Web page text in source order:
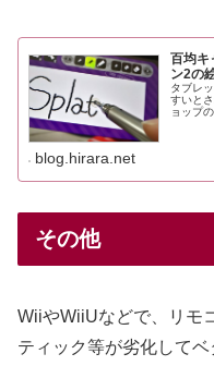
百均キ
ン2の
タブレ
すいと
ョップ
blog.hirara.net
その他
WiiやWiiUなどで、リモ
ティック等が劣化して